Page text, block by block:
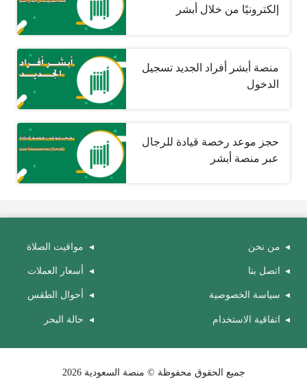
إلكترونيًا من خلال أبشر
منصة أبشر أفراد الجديد تسجيل
الدخول
حجز موعد رخصة قيادة للرجال
عبر منصة أبشر
من نحن
اتصل بنا
سياسة الخصوصية
اتفاقية الاستخدام
مواقيت الصلاة
أسعار العملات
أحوال الطقس
حالة البحر
جميع الحقوق محفوظة © منصة السعودية 2026